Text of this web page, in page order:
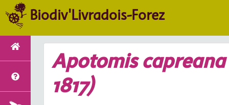
Biodiv'Livradois-Forez
Apotomis capreana
1817)